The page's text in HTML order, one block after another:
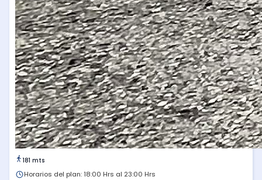
181 mts
Horarios del plan: 18:00 Hrs al 23:00 Hrs